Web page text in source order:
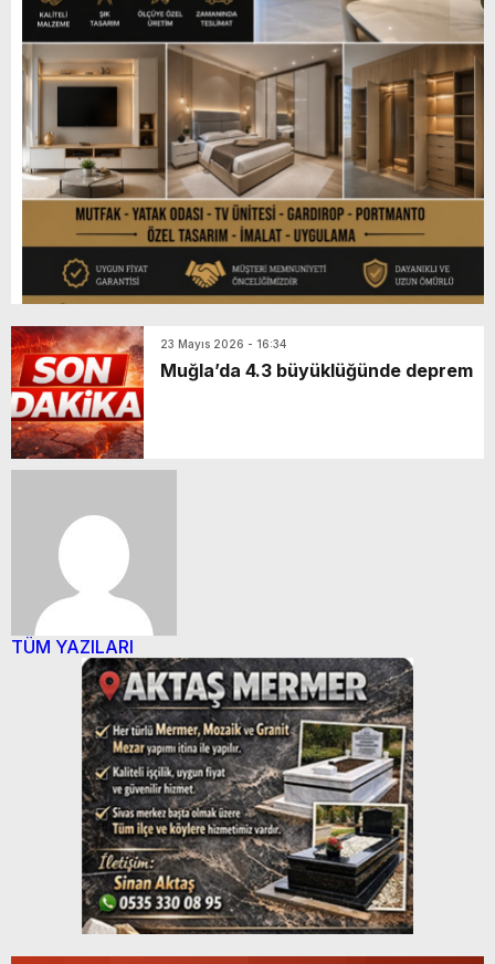
23 Mayıs 2026 - 16:34
Muğla’da 4.3 büyüklüğünde deprem
TÜM YAZILARI